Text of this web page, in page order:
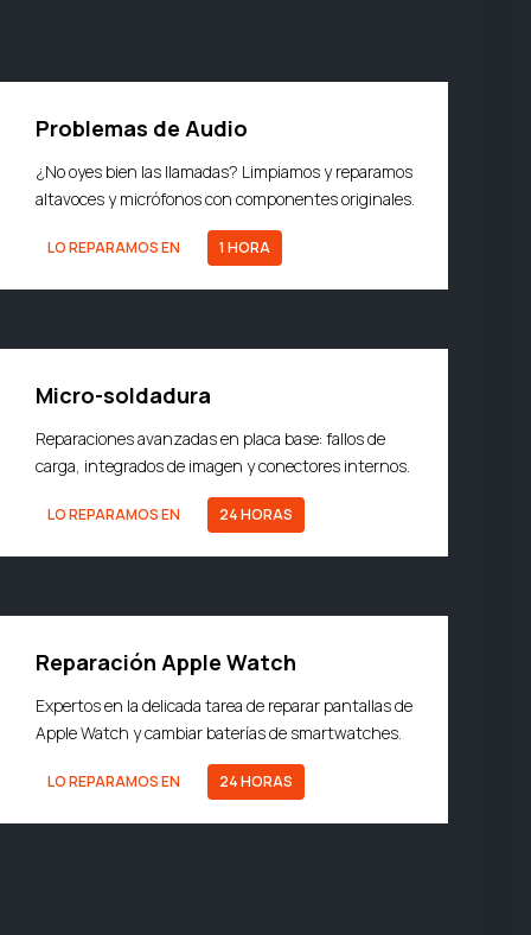
Problemas de Audio
¿No oyes bien las llamadas? Limpiamos y reparamos
altavoces y micrófonos con componentes originales.
LO REPARAMOS EN 1 HORA
Micro-soldadura
Reparaciones avanzadas en placa base: fallos de
carga, integrados de imagen y conectores internos.
LO REPARAMOS EN 24 HORAS
Reparación Apple Watch
Expertos en la delicada tarea de reparar pantallas de
Apple Watch y cambiar baterías de smartwatches.
LO REPARAMOS EN 24 HORAS